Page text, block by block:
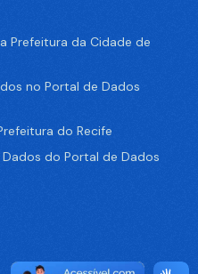
Prefeitura da Cidade de
no Portal de Dados
do Recife
do Portal de Dados